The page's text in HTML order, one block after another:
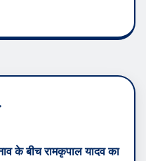
के बीच रामकृपाल यादव का